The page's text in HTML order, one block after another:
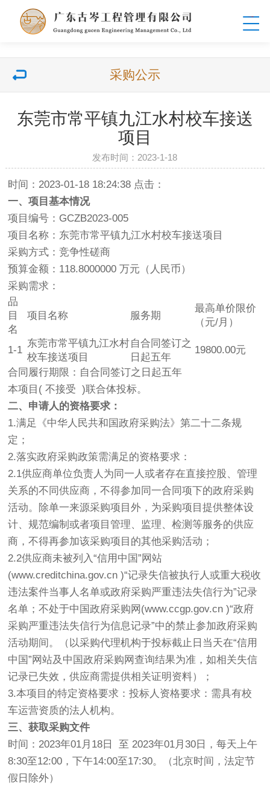
采购公示
东莞市常平镇九江水村校车接送
项目
发布时间：2023-1-18
时间：2023-01-18 18:24:38 点击：
一、项目基本情况
项目编号：GCZB2023-005
项目名称：东莞市常平镇九江水村校车接送项目
采购方式：竞争性磋商
预算金额：118.8000000 万元（人民币）
采购需求：
品
目
名
项目名称 服务期
最高单价限价
（元/月）
1-1
东莞市常平镇九江水村
校车接送项目
自合同签订之
日起五年
19800.00元
合同履行期限：自合同签订之日起五年
本项目( 不接受 )联合体投标。
二、申请人的资格要求：
1.满足《中华人民共和国政府采购法》第二十二条规
定；
2.落实政府采购政策需满足的资格要求：
2.1供应商单位负责人为同一人或者存在直接控股、管理
关系的不同供应商，不得参加同一合同项下的政府采购
活动。除单一来源采购项目外，为采购项目提供整体设
计、规范编制或者项目管理、监理、检测等服务的供应
商，不得再参加该采购项目的其他采购活动；
2.2供应商未被列入“信用中国”网站
(www.creditchina.gov.cn )“记录失信被执行人或重大税收
违法案件当事人名单或政府采购严重违法失信行为”记录
名单；不处于中国政府采购网(www.ccgp.gov.cn )“政府
采购严重违法失信行为信息记录”中的禁止参加政府采购
活动期间。（以采购代理机构于投标截止日当天在“信用
中国”网站及中国政府采购网查询结果为准，如相关失信
记录已失效，供应商需提供相关证明资料）；
3.本项目的特定资格要求：投标人资格要求：需具有校
车运营资质的法人机构。
三、获取采购文件
时间：2023年01月18日 至 2023年01月30日，每天上午
8:30至12:00，下午14:00至17:30。（北京时间，法定节
假日除外）